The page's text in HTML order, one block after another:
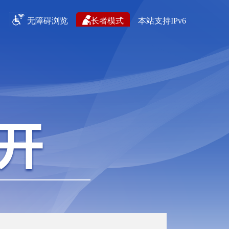
无障碍浏览 长者模式 本站支持IPv6